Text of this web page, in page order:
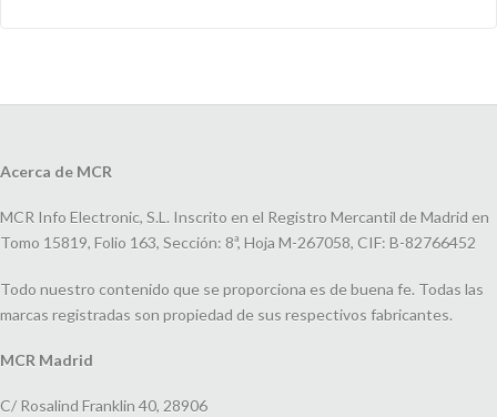
Acerca de MCR
MCR Info Electronic, S.L. Inscrito en el Registro Mercantil de Madrid en
Tomo 15819, Folio 163, Sección: 8ª, Hoja M-267058, CIF: B-82766452
Todo nuestro contenido que se proporciona es de buena fe. Todas las
marcas registradas son propiedad de sus respectivos fabricantes.
MCR Madrid
C/ Rosalind Franklin 40, 28906